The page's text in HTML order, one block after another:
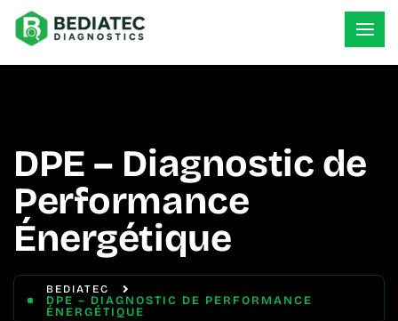
DPE – Diagnostic de
Performance
Énergétique
BEDIATEC
DPE – DIAGNOSTIC DE PERFORMANCE
ÉNERGÉTIQUE